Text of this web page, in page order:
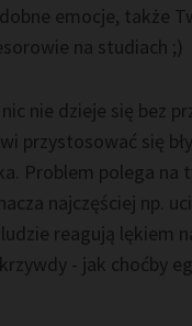
emocje, także
na studiach ;)
nie dzieje się bez
przystosować się
Problem polega na
najczęściej np.
reagują lękiem
- jak choćby